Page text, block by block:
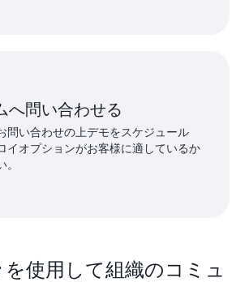
へ問い合わせる
問い合わせの上デモをスケジュール
イオプションがお客様に適しているか
を使用して組織のコミュ